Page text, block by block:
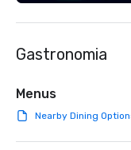
Gastronomia
Menus
Nearby Dining